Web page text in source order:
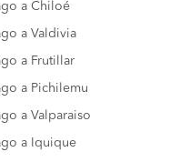
a Chiloé
a Valdivia
a Frutillar
a Pichilemu
a Valparaiso
a Iquique